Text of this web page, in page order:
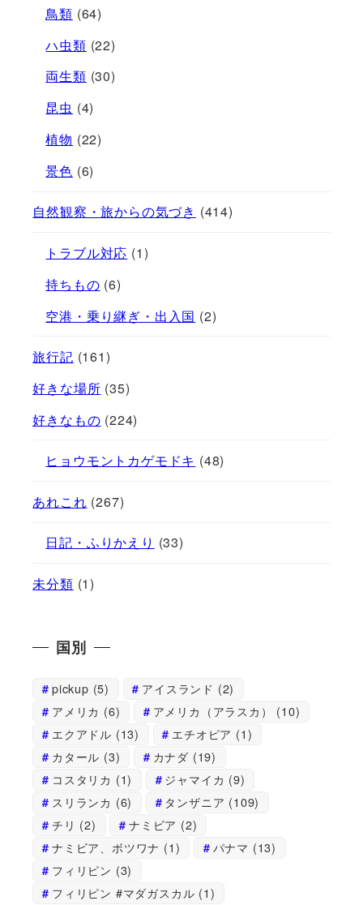
鳥類 (64)
ハ虫類 (22)
両生類 (30)
昆虫 (4)
植物 (22)
景色 (6)
自然観察・旅からの気づき (414)
トラブル対応 (1)
持ちもの (6)
空港・乗り継ぎ・出入国 (2)
旅行記 (161)
好きな場所 (35)
好きなもの (224)
ヒョウモントカゲモドキ (48)
あれこれ (267)
日記・ふりかえり (33)
未分類 (1)
国別
pickup (5) アイスランド (2)
アメリカ (6) アメリカ（アラスカ）
(10)
エクアドル (13) エチオピア (1)
カタール (3) カナダ (19)
コスタリカ (1) ジャマイカ (9)
スリランカ (6) タンザニア (109)
チリ (2) ナミビア (2)
ナミビア、ボツワナ (1) パナマ (13)
フィリピン (3)
フィリピン #マダガスカル (1)